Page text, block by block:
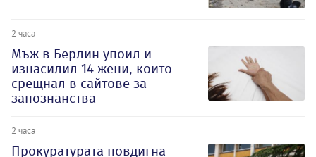
2 часа
Мъж в Берлин упоил и
изнасилил 14 жени, които
срещнал в сайтове за
запознанства
2 часа
Прокуратурата повдигна